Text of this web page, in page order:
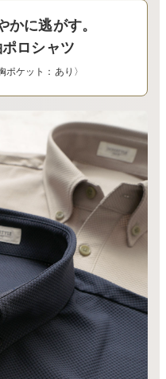
かに逃がす。
ポロシャツ
ポケット：あり〉